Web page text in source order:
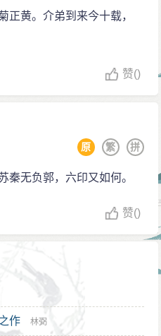
正黄。介弟到来今十载，
赞()
拼
繁
原
秦无负郭，六印又如何。
赞()
作 林弼